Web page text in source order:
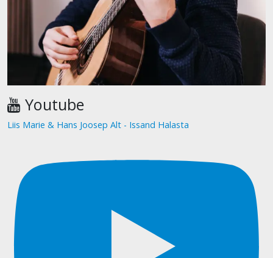
Youtube
Liis Marie & Hans Joosep Alt - Issand Halasta